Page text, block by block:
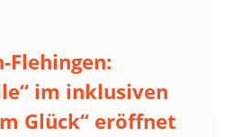
Flehingen:
im inklusiven
Glück“ eröffnet